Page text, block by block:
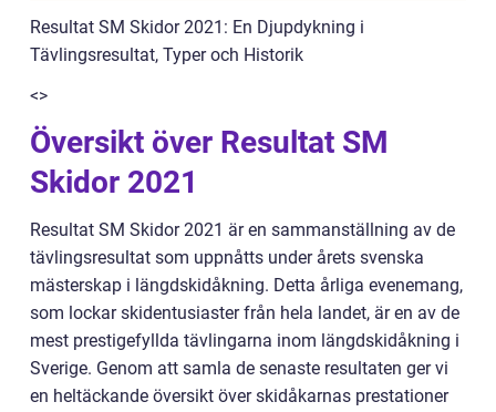
Resultat SM Skidor 2021: En Djupdykning i
Tävlingsresultat, Typer och Historik
<>
Översikt över Resultat SM
Skidor 2021
Resultat SM Skidor 2021 är en sammanställning av de
tävlingsresultat som uppnåtts under årets svenska
mästerskap i längdskidåkning. Detta årliga evenemang,
som lockar skidentusiaster från hela landet, är en av de
mest prestigefyllda tävlingarna inom längdskidåkning i
Sverige. Genom att samla de senaste resultaten ger vi
en heltäckande översikt över skidåkarnas prestationer